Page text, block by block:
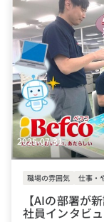
2025-07-31
職場の雰囲気 仕事・
【AIの部署が
社員インタビュ